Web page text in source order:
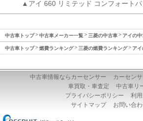
▲アイ 660 リミテッド コンフォート
中古車トップ 中古車メーカー一覧 三菱の中古車 アイの
中古車トップ 燃費ランキング 三菱の燃費ランキング ア
中古車情報ならカーセンサー
カーセン
車買取・車査定
中古車リ
プライバシーポリシー
利
サイトマップ
お問い合